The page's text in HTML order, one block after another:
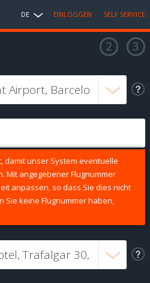
DE EINLOGGEN SELF SERVICE
damit unser System eventuelle
Mit angegebener Flugnummer
anpassen, so dass Sie dies nicht
Sie keine Flugnummer haben,